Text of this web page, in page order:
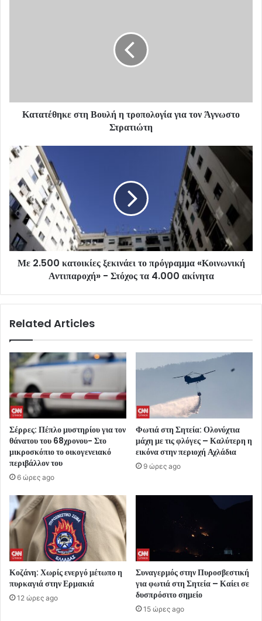
Κατατέθηκε στη Βουλή η τροπολογία για τον Άγνωστο
Στρατιώτη
Με 2.500 κατοικίες ξεκινάει το πρόγραμμα «Κοινωνική
Αντιπαροχή» - Στόχος τα 4.000 ακίνητα
Related Articles
Σέρρες: Πέπλο μυστηρίου για τον
θάνατου του 68χρονου- Στο
μικροσκόπιο το οικογενειακό
περιβάλλον του
6 ώρες ago
Φωτιά στη Σητεία: Ολονύχτια
μάχη με τις φλόγες – Καλύτερη η
εικόνα στην περιοχή Αχλάδια
9 ώρες ago
Κοζάνη: Χωρίς ενεργό μέτωπο η
πυρκαγιά στην Ερμακιά
12 ώρες ago
Συναγερμός στην Πυροσβεστική
για φωτιά στη Σητεία – Καίει σε
δυσπρόσιτο σημείο
15 ώρες ago